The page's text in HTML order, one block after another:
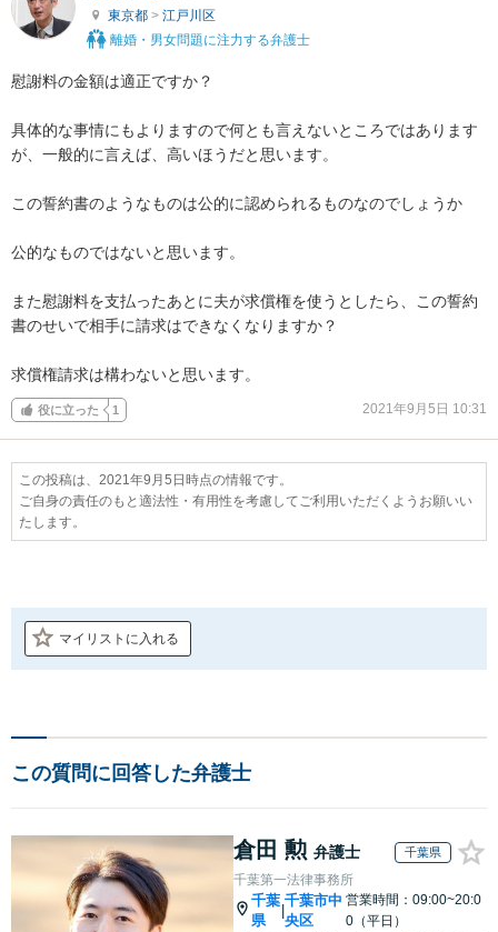
東京都 > 江戸川区
離婚・男女問題に注力する弁護士
慰謝料の金額は適正ですか？
具体的な事情にもよりますので何とも言えないところではあります
が、一般的に言えば、高いほうだと思います。
この誓約書のようなものは公的に認められるものなのでしょうか
公的なものではないと思います。
また慰謝料を支払ったあとに夫が求償権を使うとしたら、この誓約
書のせいで相手に請求はできなくなりますか？
求償権請求は構わないと思います。
役に立った 1 2021年9月5日 10:31
この投稿は、2021年9月5日時点の情報です。
ご自身の責任のもと適法性・有用性を考慮してご利用いただくようお願いい
たします。
マイリストに入れる
この質問に回答した弁護士
倉田 勲 弁護士 千葉県
千葉第一法律事務所
千葉
県
千葉市中
央区
営業時間：09:00~20:0
0（平日）